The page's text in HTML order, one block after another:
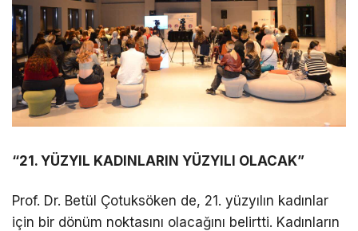
“21. YÜZYIL KADINLARIN YÜZYILI OLACAK”
Prof. Dr. Betül Çotuksöken de, 21. yüzyılın kadınlar
için bir dönüm noktasını olacağını belirtti. Kadınların